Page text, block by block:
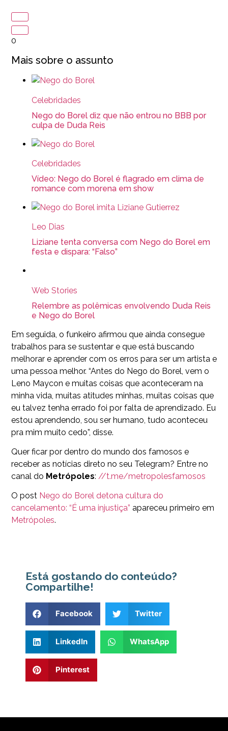
0
Mais sobre o assunto
Celebridades
Nego do Borel diz que não entrou no BBB por
culpa de Duda Reis
Celebridades
Vídeo: Nego do Borel é flagrado em clima de
romance com morena em show
Leo Dias
Liziane tenta conversa com Nego do Borel em
festa e dispara: “Falso”
Web Stories
Relembre as polêmicas envolvendo Duda Reis
e Nego do Borel
Em seguida, o funkeiro afirmou que ainda consegue
trabalhos para se sustentar e que está buscando
melhorar e aprender com os erros para ser um artista e
uma pessoa melhor. “Antes do Nego do Borel, vem o
Leno Maycon e muitas coisas que aconteceram na
minha vida, muitas atitudes minhas, muitas coisas que
eu talvez tenha errado foi por falta de aprendizado. Eu
estou aprendendo, sou ser humano, tudo aconteceu
pra mim muito cedo”, disse.
Quer ficar por dentro do mundo dos famosos e
receber as notícias direto no seu Telegram? Entre no
canal do Metrópoles: //t.me/metropolesfamosos
O post Nego do Borel detona cultura do
cancelamento: “É uma injustiça” apareceu primeiro em
Metrópoles.
Está gostando do conteúdo?
Compartilhe!
Facebook Twitter
LinkedIn WhatsApp
Pinterest